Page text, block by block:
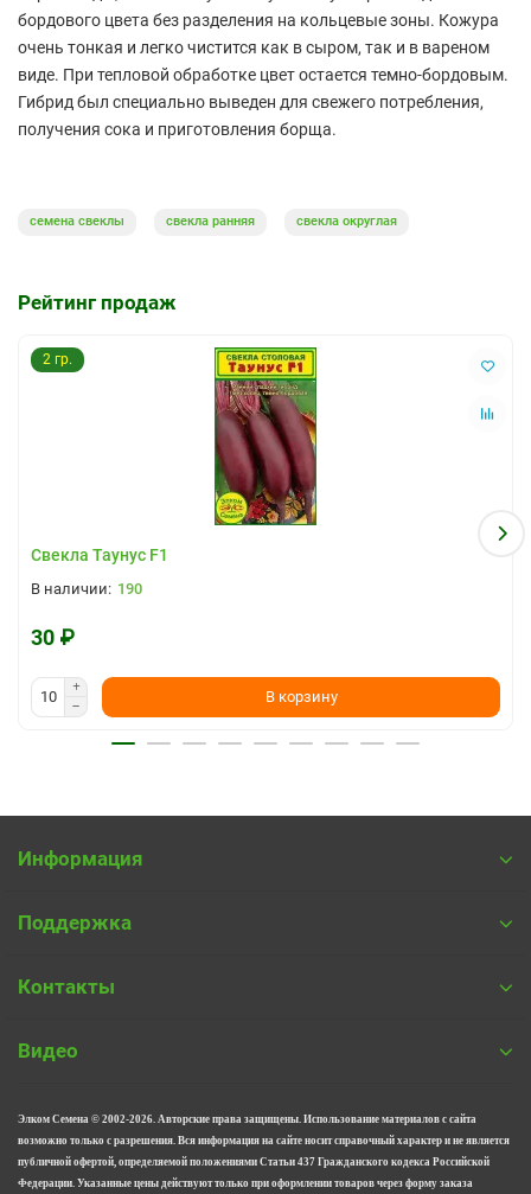
бордового цвета без разделения на кольцевые зоны. Кожура
очень тонкая и легко чистится как в сыром, так и в вареном
виде. При тепловой обработке цвет остается темно-бордовым.
Гибрид был специально выведен для свежего потребления,
получения сока и приготовления борща.
семена свеклы свекла ранняя свекла округлая
Рейтинг продаж
2 гр.
Свекла Таунус F1
190
30 ₽
В корзину
Информация
Поддержка
Контакты
Видео
Элком Семена © 2002-2026. Авторские права защищены. Использование материалов с сайта
возможно только с разрешения. Вся информация на сайте носит справочный характер и не является
публичной офертой, определяемой положениями Статьи 437 Гражданского кодекса Российской
Федерации. Указанные цены действуют только при оформлении товаров через форму заказа